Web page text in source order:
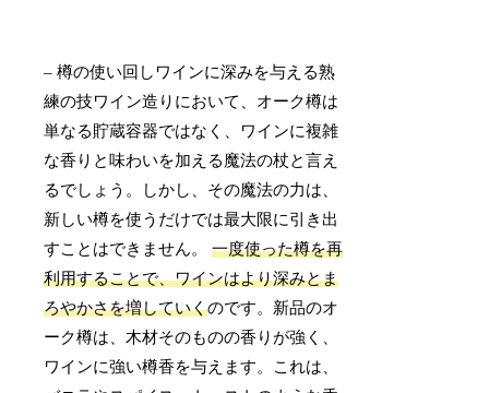
– 樽の使い回しワインに深みを与える熟
練の技ワイン造りにおいて、オーク樽は
単なる貯蔵容器ではなく、ワインに複雑
な香りと味わいを加える魔法の杖と言え
るでしょう。しかし、その魔法の力は、
新しい樽を使うだけでは最大限に引き出
すことはできません。一度使った樽を再
利用することで、ワインはより深みとま
ろやかさを増していくのです。新品のオ
ーク樽は、木材そのものの香りが強く、
ワインに強い樽香を与えます。これは、